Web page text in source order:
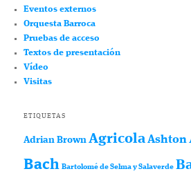
Eventos externos
Orquesta Barroca
Pruebas de acceso
Textos de presentación
Vídeo
Visitas
ETIQUETAS
Adrian Brown AgricolaAshton
Bach Bartolomé de Selma y Salaverde